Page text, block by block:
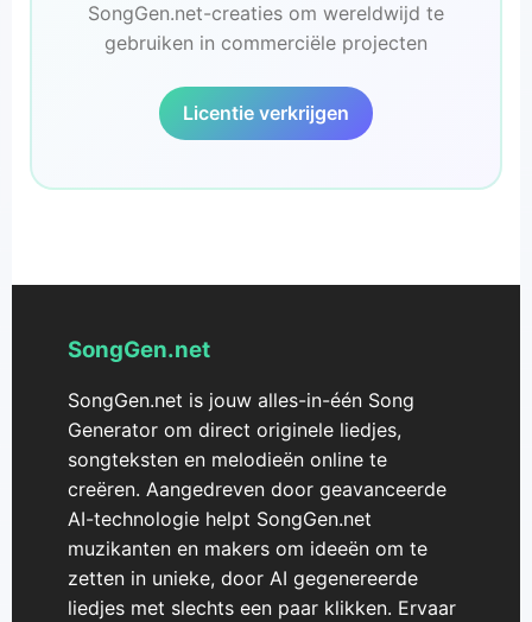
SongGen.net-creaties om wereldwijd te
gebruiken in commerciële projecten
Licentie verkrijgen
SongGen.net
SongGen.net is jouw alles-in-één Song
Generator om direct originele liedjes,
songteksten en melodieën online te
creëren. Aangedreven door geavanceerde
AI-technologie helpt SongGen.net
muzikanten en makers om ideeën om te
zetten in unieke, door AI gegenereerde
liedjes met slechts een paar klikken. Ervaar